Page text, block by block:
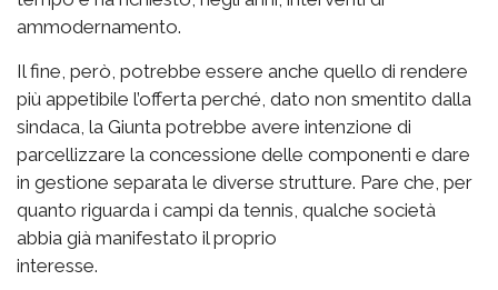
ammodernamento.
Il fine, però, potrebbe essere anche quello di rendere
più appetibile l’offerta perché, dato non smentito dalla
sindaca, la Giunta potrebbe avere intenzione di
parcellizzare la concessione delle componenti e dare
in gestione separata le diverse strutture. Pare che, per
quanto riguarda i campi da tennis, qualche società
abbia già manifestato il proprio
interesse.